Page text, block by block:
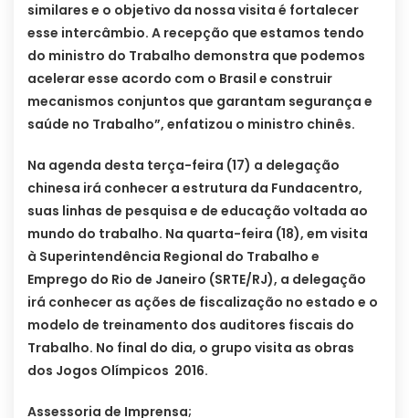
similares e o objetivo da nossa visita é fortalecer
esse intercâmbio. A recepção que estamos tendo
do ministro do Trabalho demonstra que podemos
acelerar esse acordo com o Brasil e construir
mecanismos conjuntos que garantam segurança e
saúde no Trabalho”, enfatizou o ministro chinês.
Na agenda desta terça-feira (17) a delegação
chinesa irá conhecer a estrutura da Fundacentro,
suas linhas de pesquisa e de educação voltada ao
mundo do trabalho. Na quarta-feira (18), em visita
à Superintendência Regional do Trabalho e
Emprego do Rio de Janeiro (SRTE/RJ), a delegação
irá conhecer as ações de fiscalização no estado e o
modelo de treinamento dos auditores fiscais do
Trabalho. No final do dia, o grupo visita as obras
dos Jogos Olímpicos 2016.
Assessoria de Imprensa;